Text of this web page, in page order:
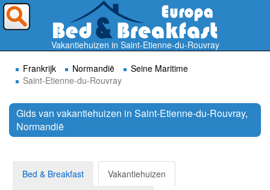
Vakantiehuizen in Saint-Etienne-du-Rouvray
Frankrijk
Normandië
Seine Maritime
Saint-Etienne-du-Rouvray
Gids van vakantiehuizen in Saint-Etienne-du-Rouvray,
Normandië
Bed & Breakfast Vakantiehuizen
Waar wilt U heen ?
Zoek